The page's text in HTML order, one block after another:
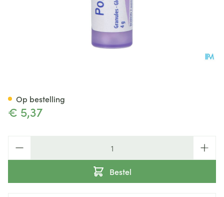
€ 5,37
Bestel
Op bestelling